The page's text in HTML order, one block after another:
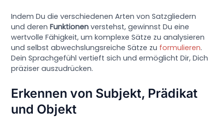
Indem Du die verschiedenen Arten von Satzgliedern
und derenFunktionen verstehst, gewinnst Du eine
wertvolle Fähigkeit, um komplexe Sätze zu analysieren
und selbst abwechslungsreiche Sätze zu formulieren.
Dein Sprachgefühl vertieft sich und ermöglicht Dir, Dich
präziser auszudrücken.
Erkennen von Subjekt, Prädikat
und Objekt